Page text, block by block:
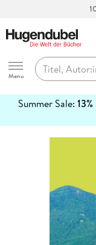
Hugendubel
Menu
Summer Sale:
erfahren